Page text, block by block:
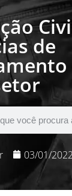
de
03/01/2022